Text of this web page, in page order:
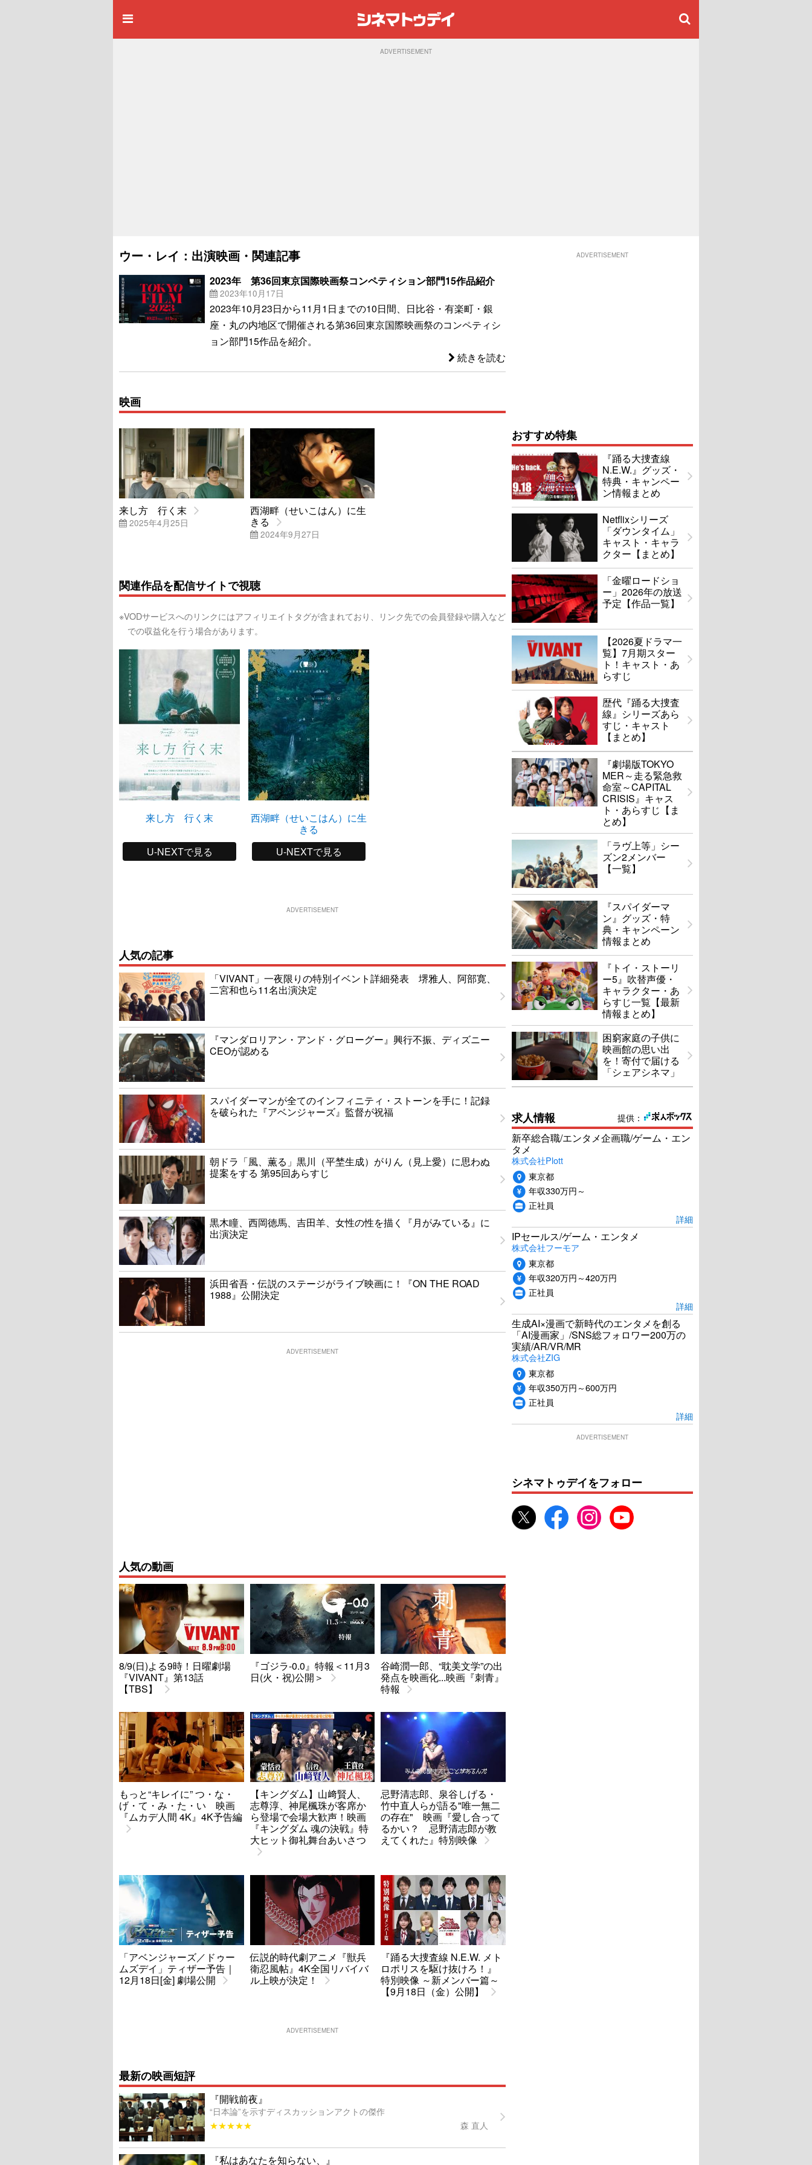
ADVERTISEMENT
ウー・レイ：出演映画・関連記事
2023年 第36回東京国際映画祭コンペティション部門15作品紹介
2023年10月17日
2023年10月23日から11月1日までの10日間、日比谷・有楽町・銀
座・丸の内地区で開催される第36回東京国際映画祭のコンペティシ
ョン部門15作品を紹介。
続きを読む
映画
来し方 行く末
2025年4月25日
西湖畔（せいこはん）に生
きる
2024年9月27日
関連作品を配信サイトで視聴
※VODサービスへのリンクにはアフィリエイトタグが含まれており、リンク先での会員登録や購入など
での収益化を行う場合があります。
来し方 行く末
U-NEXTで見る
西湖畔（せいこはん）に生
きる
U-NEXTで見る
ADVERTISEMENT
人気の記事
「VIVANT」一夜限りの特別イベント詳細発表 堺雅人、阿部寛、
二宮和也ら11名出演決定
『マンダロリアン・アンド・グローグー』興行不振、ディズニー
CEOが認める
スパイダーマンが全てのインフィニティ・ストーンを手に！記録
を破られた『アベンジャーズ』監督が祝福
朝ドラ「風、薫る」黒川（平埜生成）がりん（見上愛）に思わぬ
提案をする 第95回あらすじ
黒木瞳、西岡徳馬、吉田羊、女性の性を描く『月がみている』に
出演決定
浜田省吾・伝説のステージがライブ映画に！『ON THE ROAD
1988』公開決定
ADVERTISEMENT
人気の動画
8/9(日)よる9時！日曜劇場
『VIVANT』第13話
【TBS】
『ゴジラ-0.0』特報＜11月3
日(火・祝)公開＞
谷崎潤一郎、“耽美文学”の出
発点を映画化...映画『刺青』
特報
もっと“キレイに” つ・な・
げ・て・み・た・い 映画
『ムカデ人間 4K』4K予告編
【キングダム】山﨑賢人、
志尊淳、神尾楓珠が客席か
ら登場で会場大歓声！映画
『キングダム 魂の決戦』特
大ヒット御礼舞台あいさつ
忌野清志郎、泉谷しげる・
竹中直人らが語る"唯一無二
の存在" 映画『愛し合って
るかい？ 忌野清志郎が教
えてくれた』特別映像
「アベンジャーズ／ドゥー
ムズデイ」ティザー予告｜
12月18日[金] 劇場公開
伝説的時代劇アニメ『獣兵
衛忍風帖』4K全国リバイバ
ル上映が決定！
『踊る大捜査線 N.E.W. メト
ロポリスを駆け抜けろ！』
特別映像 ～新メンバー篇～
【9月18日（金）公開】
ADVERTISEMENT
最新の映画短評
『開戦前夜』
“日本論”を示すディスカッションアクトの傑作
★★★★★
森 直人
『私はあなたを知らない、』
ADVERTISEMENT
おすすめ特集
『踊る大捜査線
N.E.W.』グッズ・
特典・キャンペー
ン情報まとめ
Netflixシリーズ
「ダウンタイム」
キャスト・キャラ
クター【まとめ】
「金曜ロードショ
ー」2026年の放送
予定【作品一覧】
【2026夏ドラマ一
覧】7月期スター
ト！キャスト・あ
らすじ
歴代『踊る大捜査
線』シリーズあら
すじ・キャスト
【まとめ】
『劇場版TOKYO
MER～走る緊急救
命室～CAPITAL
CRISIS』キャス
ト・あらすじ【ま
とめ】
「ラヴ上等」シー
ズン2メンバー
【一覧】
『スパイダーマ
ン』グッズ・特
典・キャンペーン
情報まとめ
『トイ・ストーリ
ー5』吹替声優・
キャラクター・あ
らすじ一覧【最新
情報まとめ】
困窮家庭の子供に
映画館の思い出
を！寄付で届ける
「シェアシネマ」
提供：
求人情報
新卒総合職/エンタメ企画職/ゲーム・エン
タメ
株式会社Plott
東京都
年収330万円～
正社員
詳細
IPセールス/ゲーム・エンタメ
株式会社フーモア
東京都
年収320万円～420万円
正社員
詳細
生成AI×漫画で新時代のエンタメを創る
「AI漫画家」/SNS総フォロワー200万の
実績/AR/VR/MR
株式会社ZIG
東京都
年収350万円～600万円
正社員
詳細
ADVERTISEMENT
シネマトゥデイをフォロー